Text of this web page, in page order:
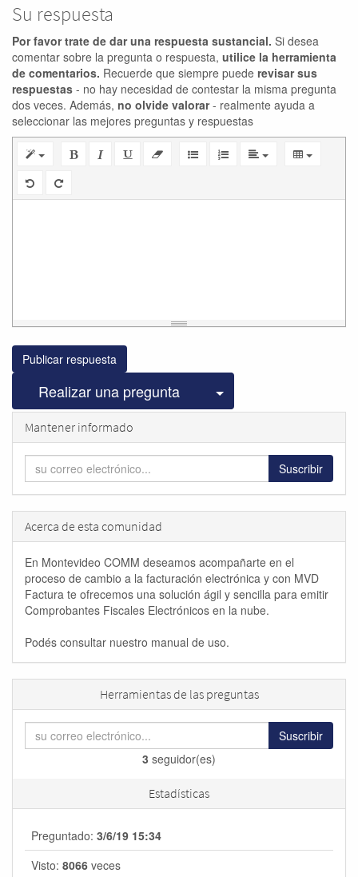
Su respuesta
Por favor trate de dar una respuesta sustancial. Si desea
comentar sobre la pregunta o respuesta, utilice la herramienta
de comentarios. Recuerde que siempre puede revisar sus
respuestas - no hay necesidad de contestar la misma pregunta
dos veces. Además, no olvide valorar- realmente ayuda a
seleccionar las mejores preguntas y respuestas
Publicar respuesta
Realizar una pregunta Seleccionar
Mantener informado
Suscribir
Acerca de esta comunidad
En Montevideo COMM deseamos acompañarte en el
proceso de cambio a la facturación electrónica y con MVD
Factura te ofrecemos una solución ágil y sencilla para emitir
Comprobantes Fiscales Electrónicos en la nube.
Podés consultar nuestro manual de uso.
Herramientas de las preguntas
Suscribir
3 seguidor(es)
Estadísticas
Preguntado: 3/6/19 15:34
Visto: 8066 veces